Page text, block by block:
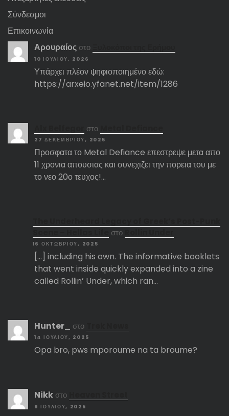
Σύνδεσμοι
Επικοινωνία
Αρουραίος στο
10 ΙΟΥΛΊΟΥ, 2026
Υπάρχει πλέον ψηφιοποιημένο εδώ:
https://arxeio.yfanet.net/item/1286
στο
27 ΔΕΚΕΜΒΡΊΟΥ, 2025
Προσφατα το Metal Defiance επεστρεψε μετα απο
11 χρονια απουσιας και συνεχιζει την πορεια του με
το νεο 20ο τευχος!…
στο
16 ΟΚΤΩΒΡΊΟΥ, 2025
[…] including his own. The informative booklets
that went inside quickly expanded into a zine
called Rollin’ Under, which ran…
Hunter_ στο
14 ΙΟΥΛΊΟΥ, 2025
Opa bro, pws mporoume na ta broume?
Nikk στο
9 ΙΟΥΛΊΟΥ, 2025